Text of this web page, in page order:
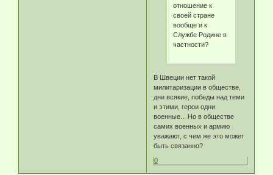
отношение к
своей стране
вообще и к
Службе Родине в
частности?
В Швеции нет такой
милитаризации в обществе,
дни всякие, победы над теми
и этими, герои одни
военные... Но в обществе
самих военных и армию
уважают, с чем же это может
быть связанно?
0